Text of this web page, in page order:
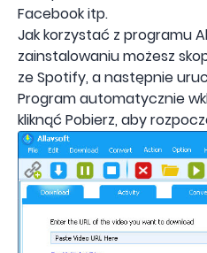
Facebook itp.
Jak korzystać z programu
zainstalowaniu możesz
ze Spotify, a następnie
Program automatycznie
kliknąć Pobierz, aby